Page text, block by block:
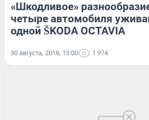
«Шкодливое»
четыре автомобиля
одной ŠKODA OCTAVIA
30 августа, 2018, 13:00 1 974